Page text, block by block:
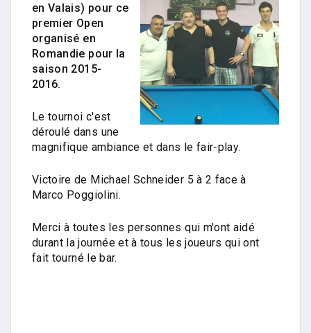
en Valais) pour ce
premier Open
organisé en
Romandie pour la
saison 2015-
2016.
Le tournoi c'est
déroulé dans une
magnifique ambiance et dans le fair-play.
Victoire de Michael Schneider 5 à 2 face à
Marco Poggiolini.
Merci à toutes les personnes qui m'ont aidé
durant la journée et à tous les joueurs qui ont
fait tourné le bar.